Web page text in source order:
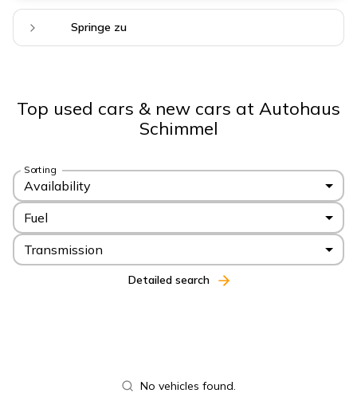
Springe zu
Top used cars & new cars at Autohaus
Schimmel
Sorting
Availability
Fuel
Transmission
Detailed search
No vehicles found.